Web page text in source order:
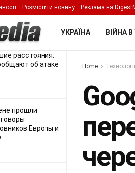
Filter
расстояния:
об атаке
прошли
Европы и
Розмістити новину Реклама на
УКРАЇНА ВІЙНА В
Home Технології